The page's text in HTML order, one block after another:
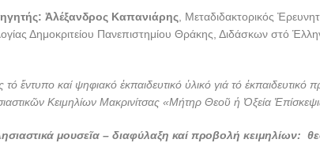
Ἀλέξανδρος Καπανιάρης, Μεταδιδακτορικός
Δημοκριτείου Πανεπιστημίου Θράκης, Διδάσκων στό
τό ἔντυπο καί ψηφιακό ἐκπαιδευτικό ὑλικό γιά τό ἐκπαιδευτικό
Κειμηλίων Μακρινίτσας «Μήτηρ Θεοῦ ἡ Ὀξεία
μουσεῖα – διαφύλαξη καί προβολή κειμηλίων: